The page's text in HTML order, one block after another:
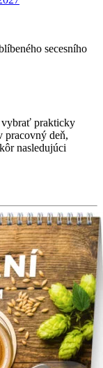
secesního
vybrať prakticky
pracovný deň,
nasledujúci